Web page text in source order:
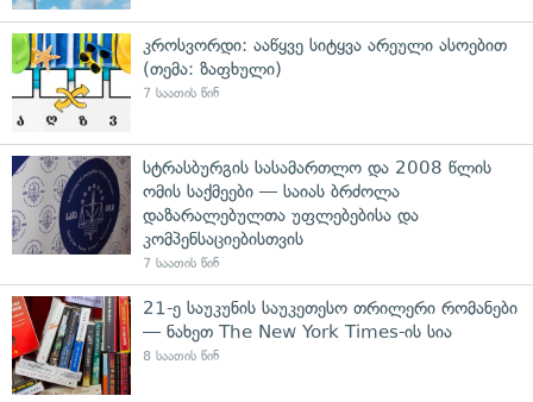
კროსვორდი: ააწყვე სიტყვა არეული ასოებით
(თემა: ზაფხული)
7 საათის წინ
სტრასბურგის სასამართლო და 2008 წლის
ომის საქმეები — საიას ბრძოლა
დაზარალებულთა უფლებებისა და
კომპენსაციებისთვის
7 საათის წინ
21-ე საუკუნის საუკეთესო თრილერი რომანები
— ნახეთ The New York Times-ის სია
8 საათის წინ